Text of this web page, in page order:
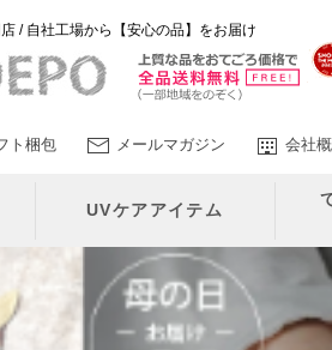
/ 自社工場から【安心の品】をお届け
ト梱包 メールマガジン 会社
UVケアアイテム